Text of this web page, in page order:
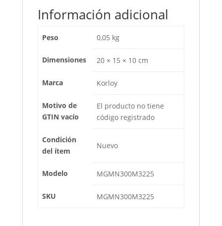
Información adicional
Peso 0,05 kg
Dimensiones 20 × 15 × 10 cm
Marca Korloy
Motivo de
GTIN vacío
El producto no tiene
código registrado
Condición
del ítem
Nuevo
Modelo MGMN300M3225
SKU MGMN300M3225